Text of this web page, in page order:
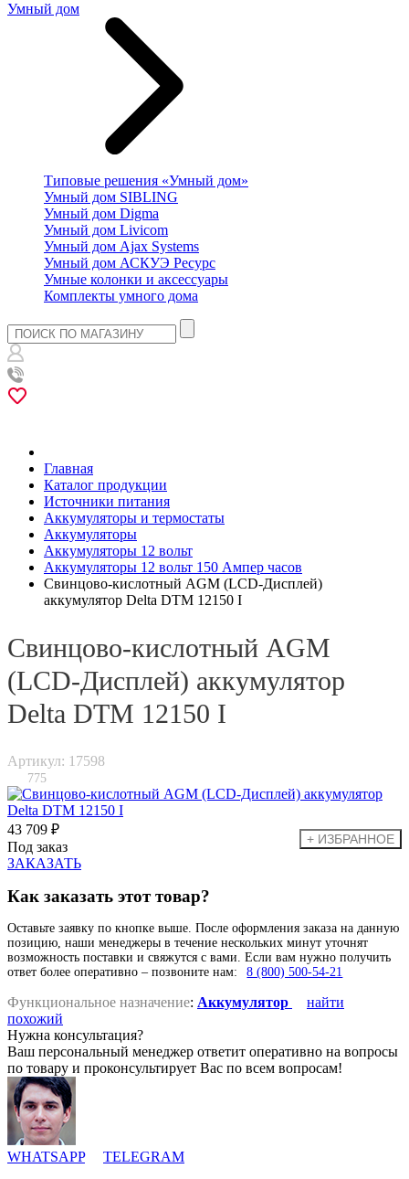
Умный дом
Типовые решения «Умный дом»
Умный дом SIBLING
Умный дом Digma
Умный дом Livicom
Умный дом Ajax Systems
Умный дом АСКУЭ Ресурс
Умные колонки и аксессуары
Комплекты умного дома
Главная
Каталог продукции
Источники питания
Аккумуляторы и термостаты
Аккумуляторы
Аккумуляторы 12 вольт
Аккумуляторы 12 вольт 150 Ампер часов
Свинцово-кислотный AGM (LCD-Дисплей)
аккумулятор Delta DTM 12150 I
Свинцово-кислотный AGM
(LCD-Дисплей) аккумулятор
Delta DTM 12150 I
Артикул: 17598
775
43 709 ₽
Под заказ
ЗАКАЗАТЬ
Как заказать этот товар?
Оставьте заявку по кнопке выше. После оформления заказа на данную
позицию, наши менеджеры в течение нескольких минут уточнят
возможность поставки и свяжутся с вами. Если вам нужно получить
ответ более оперативно – позвоните нам:
8 (800) 500-54-21
Функциональное назначение: Аккумулятор
найти
похожий
Нужна консультация?
Ваш персональный менеджер ответит оперативно на вопросы
по товару и проконсультирует Вас по всем вопросам!
WHATSAPP TELEGRAM